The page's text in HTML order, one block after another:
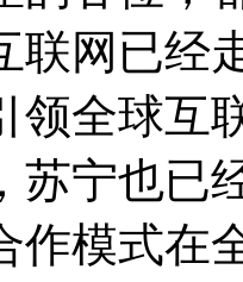
联网已经
领全球互
苏宁也已
作模式在